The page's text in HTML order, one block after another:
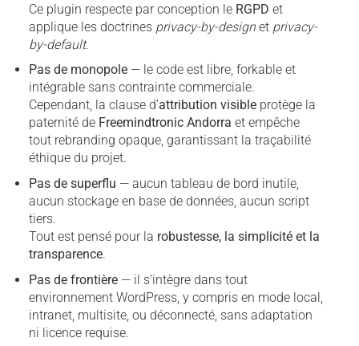
Ce plugin respecte par conception le RGPD et
applique les doctrines privacy-by-designet privacy-
by-default.
Pas de monopole— le code est libre, forkable et
intégrable sans contrainte commerciale.
Cependant, la clause d’attribution visibleprotège la
paternité de Freemindtronic Andorra et empêche
tout rebranding opaque, garantissant la traçabilité
éthique du projet.
Pas de superflu — aucun tableau de bord inutile,
aucun stockage en base de données, aucun script
tiers.
Tout est pensé pour la robustesse, la simplicité et la
transparence.
Pas de frontière— il s’intègre dans tout
environnement WordPress, y compris en mode local,
intranet, multisite, ou déconnecté, sans adaptation
ni licence requise.